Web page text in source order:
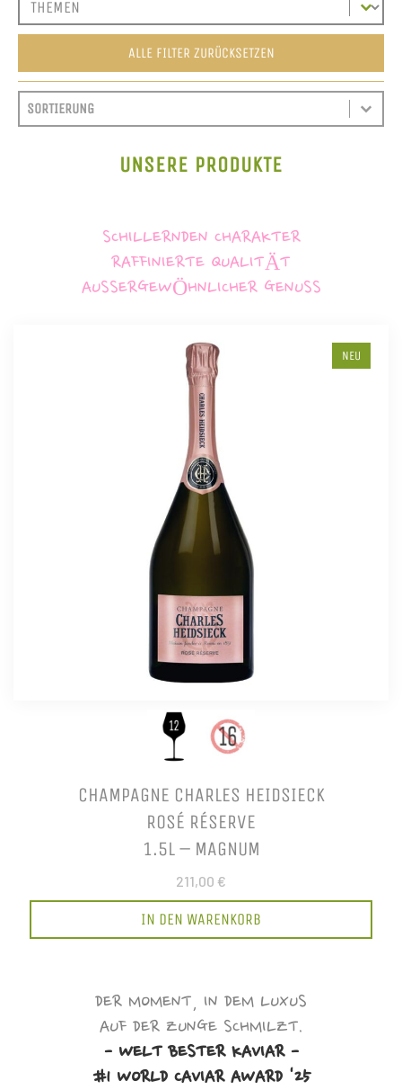
ALLE FILTER ZURÜCKSETZEN
SORTIEREN
SORT CONTENT
SORT CONTENT
UNSERE PRODUKTE
SCHILLERNDEN CHARAKTER
RAFFINIERTE QUALITÄT
AUSSERGEWÖHNLICHER GENUSS
NEU
CHAMPAGNE CHARLES HEIDSIECK
ROSÉ RÉSERVE
1.5L – MAGNUM
211,00 €
IN DEN WARENKORB
DER MOMENT, IN DEM LUXUS
AUF DER ZUNGE SCHMILZT.
- WELT BESTER KAVIAR -
#1 WORLD CAVIAR AWARD '25